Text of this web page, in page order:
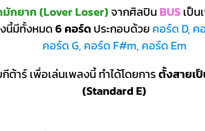
กยาก (Lover Loser) จากศิลปิน BUSเป็น
นี้มีทั้งหมด6 คอร์ดประกอบด้วย คอร์ด D, ค
คอร์ด G, คอร์ด F#m, คอร์ด Em
ต้าร์ เพื่อเล่นเพลงนี้ ทำได้โดยการตั้งสายเ
(Standard E)